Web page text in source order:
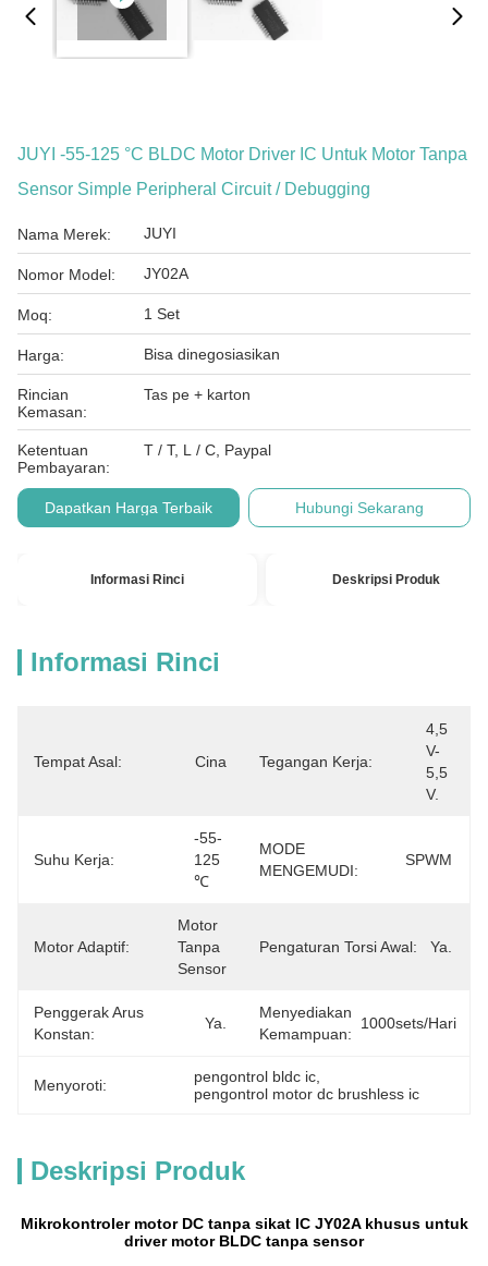
JUYI -55-125 °C BLDC Motor Driver IC Untuk Motor Tanpa
Sensor Simple Peripheral Circuit / Debugging
Nama Merek: JUYI
Nomor Model: JY02A
Moq: 1 Set
Harga: Bisa dinegosiasikan
Rincian
Kemasan:
Tas pe + karton
Ketentuan
Pembayaran:
T / T, L / C, Paypal
Dapatkan Harga Terbaik Hubungi Sekarang
Informasi Rinci Deskripsi Produk
Informasi Rinci
Tempat Asal: Cina Tegangan Kerja:
4,5
V-
5,5
V.
Suhu Kerja:
-55-
125
℃
MODE
MENGEMUDI:
SPWM
Motor Adaptif:
Motor
Tanpa
Sensor
Pengaturan Torsi Awal: Ya.
Penggerak Arus
Konstan:
Ya.
Menyediakan
Kemampuan:
1000sets/hari
Menyoroti: pengontrol bldc ic
pengontrol motor dc brushless ic
Deskripsi Produk
Mikrokontroler motor DC tanpa sikat IC JY02A khusus untuk
driver motor BLDC tanpa sensor